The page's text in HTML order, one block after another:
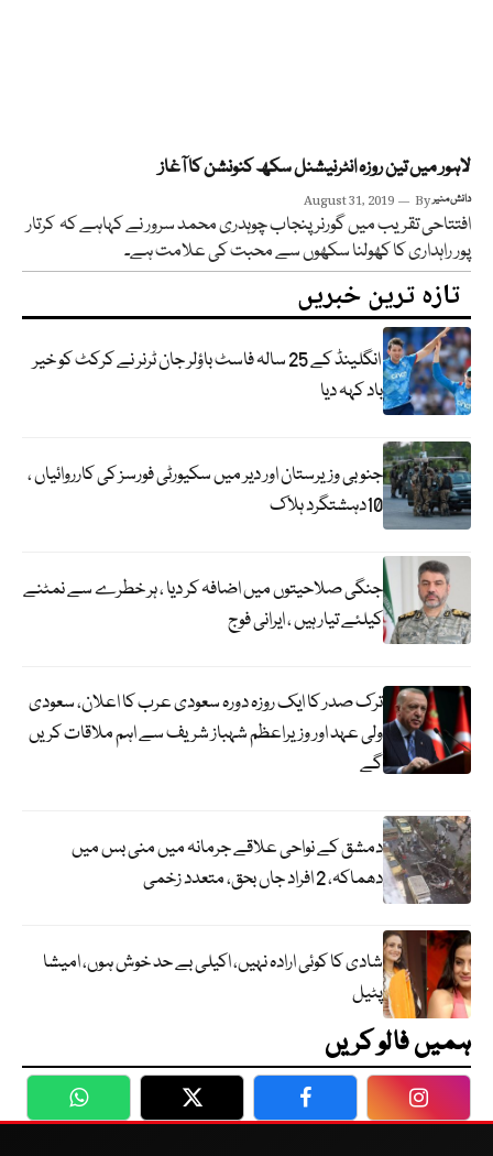
لاہور میں تین روزہ انٹرنیشنل سکھ کنونشن کا آغاز
August 31, 2019 Byدانش منیر
افتتاحی تقریب میں گورنر پنجاب چوہدری محمد سرور نے کہاہے کہ کرتار
پور راہداری کا کھولنا سکھوں سے محبت کی علامت ہے۔
تازہ ترین خبریں
انگلینڈ کے 25 سالہ فاسٹ باؤلر جان ٹرنر نے کرکٹ کو خیر
باد کہہ دیا
جنوبی وزیرستان اور دیر میں سکیورٹی فورسز کی کارروائیاں ،
10دہشتگرد ہلاک
جنگی صلاحیتوں میں اضافہ کر دیا ، ہر خطرے سے نمٹنے
کیلئے تیار ہیں ، ایرانی فوج
ترک صدر کا ایک روزہ دورہ سعودی عرب کا اعلان، سعودی
ولی عہد اور وزیراعظم شہباز شریف سے اہم ملاقات کریں
گے
دمشق کے نواحی علاقے جرمانہ میں منی بس میں
دھماکہ، 2 افراد جاں بحق، متعدد زخمی
شادی کا کوئی ارادہ نہیں، اکیلی بے حد خوش ہوں، امیشا
پٹیل
ہمیں فالو کریں
WhatsApp Twitter Facebook